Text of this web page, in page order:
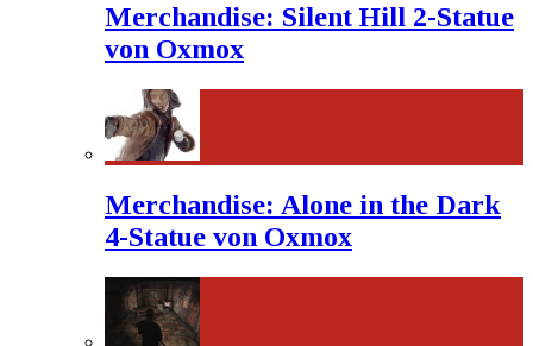
Merchandise: Silent Hill 2-Statue
von Oxmox
Merchandise: Alone in the Dark
4-Statue von Oxmox